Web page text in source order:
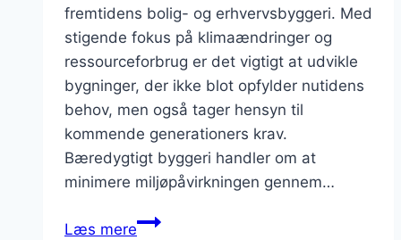
fremtidens bolig- og erhvervsbyggeri. Med
stigende fokus på klimaændringer og
ressourceforbrug er det vigtigt at udvikle
bygninger, der ikke blot opfylder nutidens
behov, men også tager hensyn til
kommende generationers krav.
Bæredygtigt byggeri handler om at
minimere miljøpåvirkningen gennem…
Læs mereBæredygtigt